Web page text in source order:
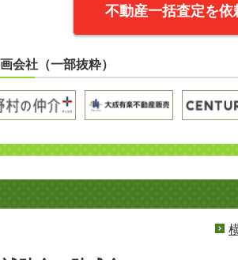
不動産一括査定を依
会社（一部抜粋）